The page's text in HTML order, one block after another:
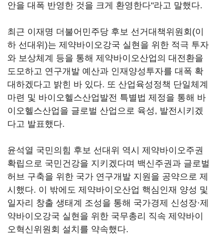
안을 대폭 반영한 것을 크게 환영한다"라고 말했다.
최근 이재명 더불어민주당 후보 선거대책위원회(이
하 선대위)는 제약바이오강국 실현을 위한 적극 투자
와 보상체계 등을 통해 제약바이오산업의 대전환을
도모하고 연구개발 예산과 인재양성투자를 대폭 확
대하겠다고 밝힌 바 있다. 또 산업육성정책 단일체계
마련 및 바이오헬스산업발전 특별법 제정을 통해 바
이오헬스산업을 글로벌 산업으로 육성, 발전시키겠
다고 발표했다.
윤석열 국민의힘 후보 선대위 역시 제약바이오주권
확립으로 국민건강을 지키겠다며 백신주권과 글로벌
허브 구축을 위한 국가 연구개발 지원을 공약으로 제
시했다. 이 밖에도 제약바이오산업 핵심인재 양성 및
일자리 창출 생태계 조성을 통해 국가경제 신성장·제
약바이오강국 실현을 위한 국무총리 직속 제약바이
오혁신위원회 설치를 약속했다.